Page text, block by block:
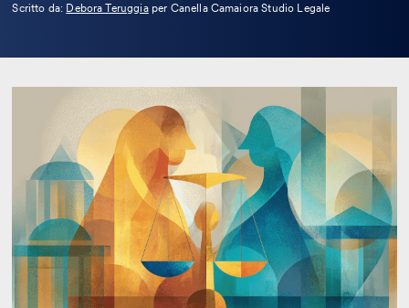
Scritto da: Debora TeruggiaLeggi
per Canella Camaiora Studio Legale